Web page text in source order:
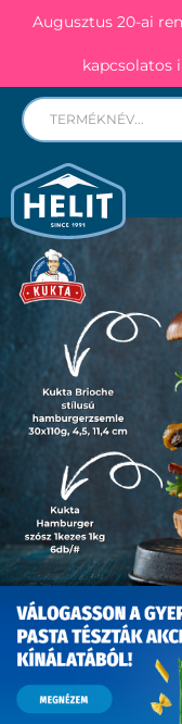
Augusztus 20-ai
kapcsolatos